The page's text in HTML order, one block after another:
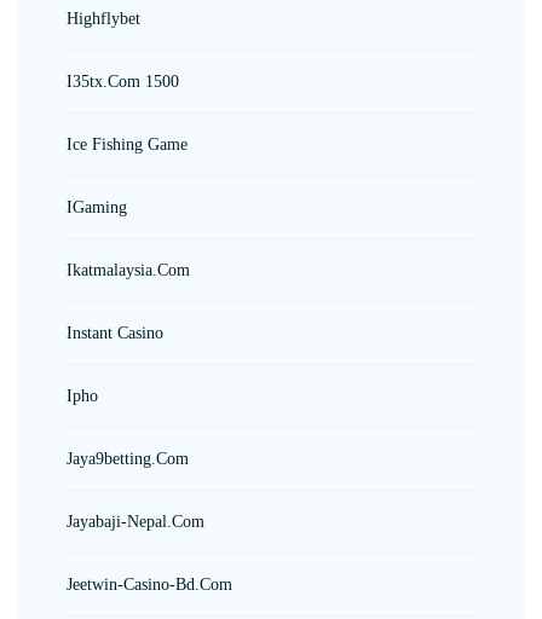
Highflybet
I35tx.com 1500
Ice Fishing Game
IGaming
Ikatmalaysia.com
Instant Casino
Ipho
Jaya9betting.com
Jayabaji-Nepal.com
Jeetwin-Casino-Bd.com